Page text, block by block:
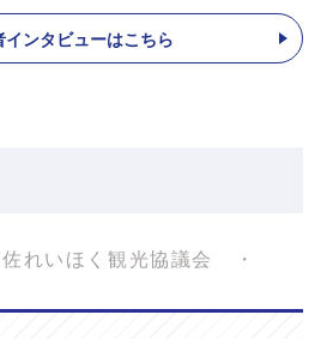
インタビューはこちら
れいほく観光協議会